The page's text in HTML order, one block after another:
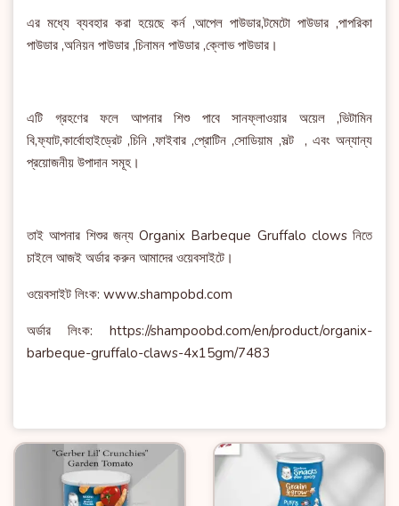
এর মধ্যে ব্যবহার করা হয়েছে কর্ন ,আপেল পাউডার,টমেটো পাউডার ,পাপরিকা
পাউডার ,অনিয়ন পাউডার ,চিনামন পাউডার ,ক্লোভ পাউডার।
এটি গ্রহণের ফলে আপনার শিশু পাবে সানফ্লাওয়ার অয়েল ,ভিটামিন
বি,ফ্যাট,কার্বোহাইড্রেট ,চিনি ,ফাইবার ,প্রোটিন ,সোডিয়াম ,সল্ট , এবং অন্যান্য
প্রয়োজনীয় উপাদান সমূহ।
তাই আপনার শিশুর জন্য Organix Barbeque Gruffalo clows নিতে
চাইলে আজই অর্ডার করুন আমাদের ওয়েবসাইটে।
ওয়েবসাইট লিংক: www.shampobd.com
অর্ডার লিংক: https://shampoobd.com/en/product/organix-
barbeque-gruffalo-claws-4x15gm/7483